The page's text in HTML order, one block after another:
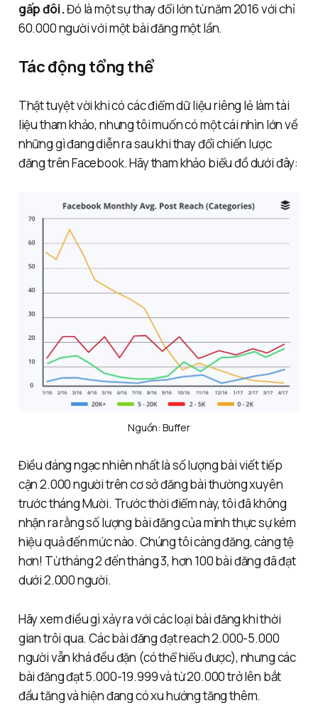
gấp đôi.Đó là một sự thay đổi lớn từ năm 2016 với chỉ
60.000 người với một bài đăng một lần.
Tác động tổng thể
Thật tuyệt vời khi có các điểm dữ liệu riêng lẻ làm tài
liệu tham khảo, nhưng tôi muốn có một cái nhìn lớn về
những gì đang diễn ra sau khi thay đổi chiến lược
đăng trên Facebook. Hãy tham khảo biểu đồ dưới đây:
Nguồn: Buffer
Điều đáng ngạc nhiên nhất là số lượng bài viết tiếp
cận 2.000 người trên cơ sở đăng bài thường xuyên
trước tháng Mười. Trước thời điểm này, tôi đã không
nhận ra rằng số lượng bài đăng của mình thực sự kém
hiệu quả đến mức nào. Chúng tôi càng đăng, càng tệ
hơn! Từ tháng 2 đến tháng 3, hơn 100 bài đăng đã đạt
dưới 2.000 người.
Hãy xem điều gì xảy ra với các loại bài đăng khi thời
gian trôi qua. Các bài đăng đạt reach 2.000-5.000
người vẫn khá đều đặn (có thể hiểu được), nhưng các
bài đăng đạt 5.000-19.999 và từ 20.000 trở lên bắt
đầu tăng và hiện đang có xu hướng tăng thêm.